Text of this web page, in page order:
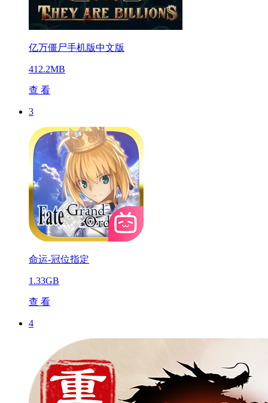
亿万僵尸手机版中文版
412.2MB
查 看
3
命运-冠位指定
1.33GB
查 看
4